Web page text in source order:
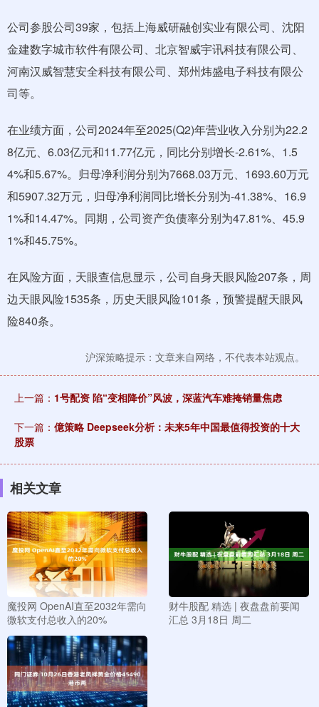
公司参股公司39家，包括上海威研融创实业有限公司、沈阳
金建数字城市软件有限公司、北京智威宇讯科技有限公司、
河南汉威智慧安全科技有限公司、郑州炜盛电子科技有限公
司等。
在业绩方面，公司2024年至2025(Q2)年营业收入分别为22.2
8亿元、6.03亿元和11.77亿元，同比分别增长-2.61%、1.5
4%和5.67%。归母净利润分别为7668.03万元、1693.60万元
和5907.32万元，归母净利润同比增长分别为-41.38%、16.9
1%和14.47%。同期，公司资产负债率分别为47.81%、45.9
1%和45.75%。
在风险方面，天眼查信息显示，公司自身天眼风险207条，周
边天眼风险1535条，历史天眼风险101条，预警提醒天眼风
险840条。
沪深策略提示：文章来自网络，不代表本站观点。
上一篇： 1号配资 陷“变相降价”风波，深蓝汽车难掩销量焦虑
下一篇： 億策略 Deepseek分析：未来5年中国最值得投资的十大
股票
相关文章
魔投网 OpenAI直至2032年需向
微软支付总收入的20%
财牛股配 精选 | 夜盘盘前要闻
汇总 3月18日 周二